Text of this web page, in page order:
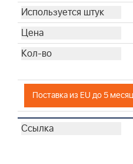
Поставка из EU до 5